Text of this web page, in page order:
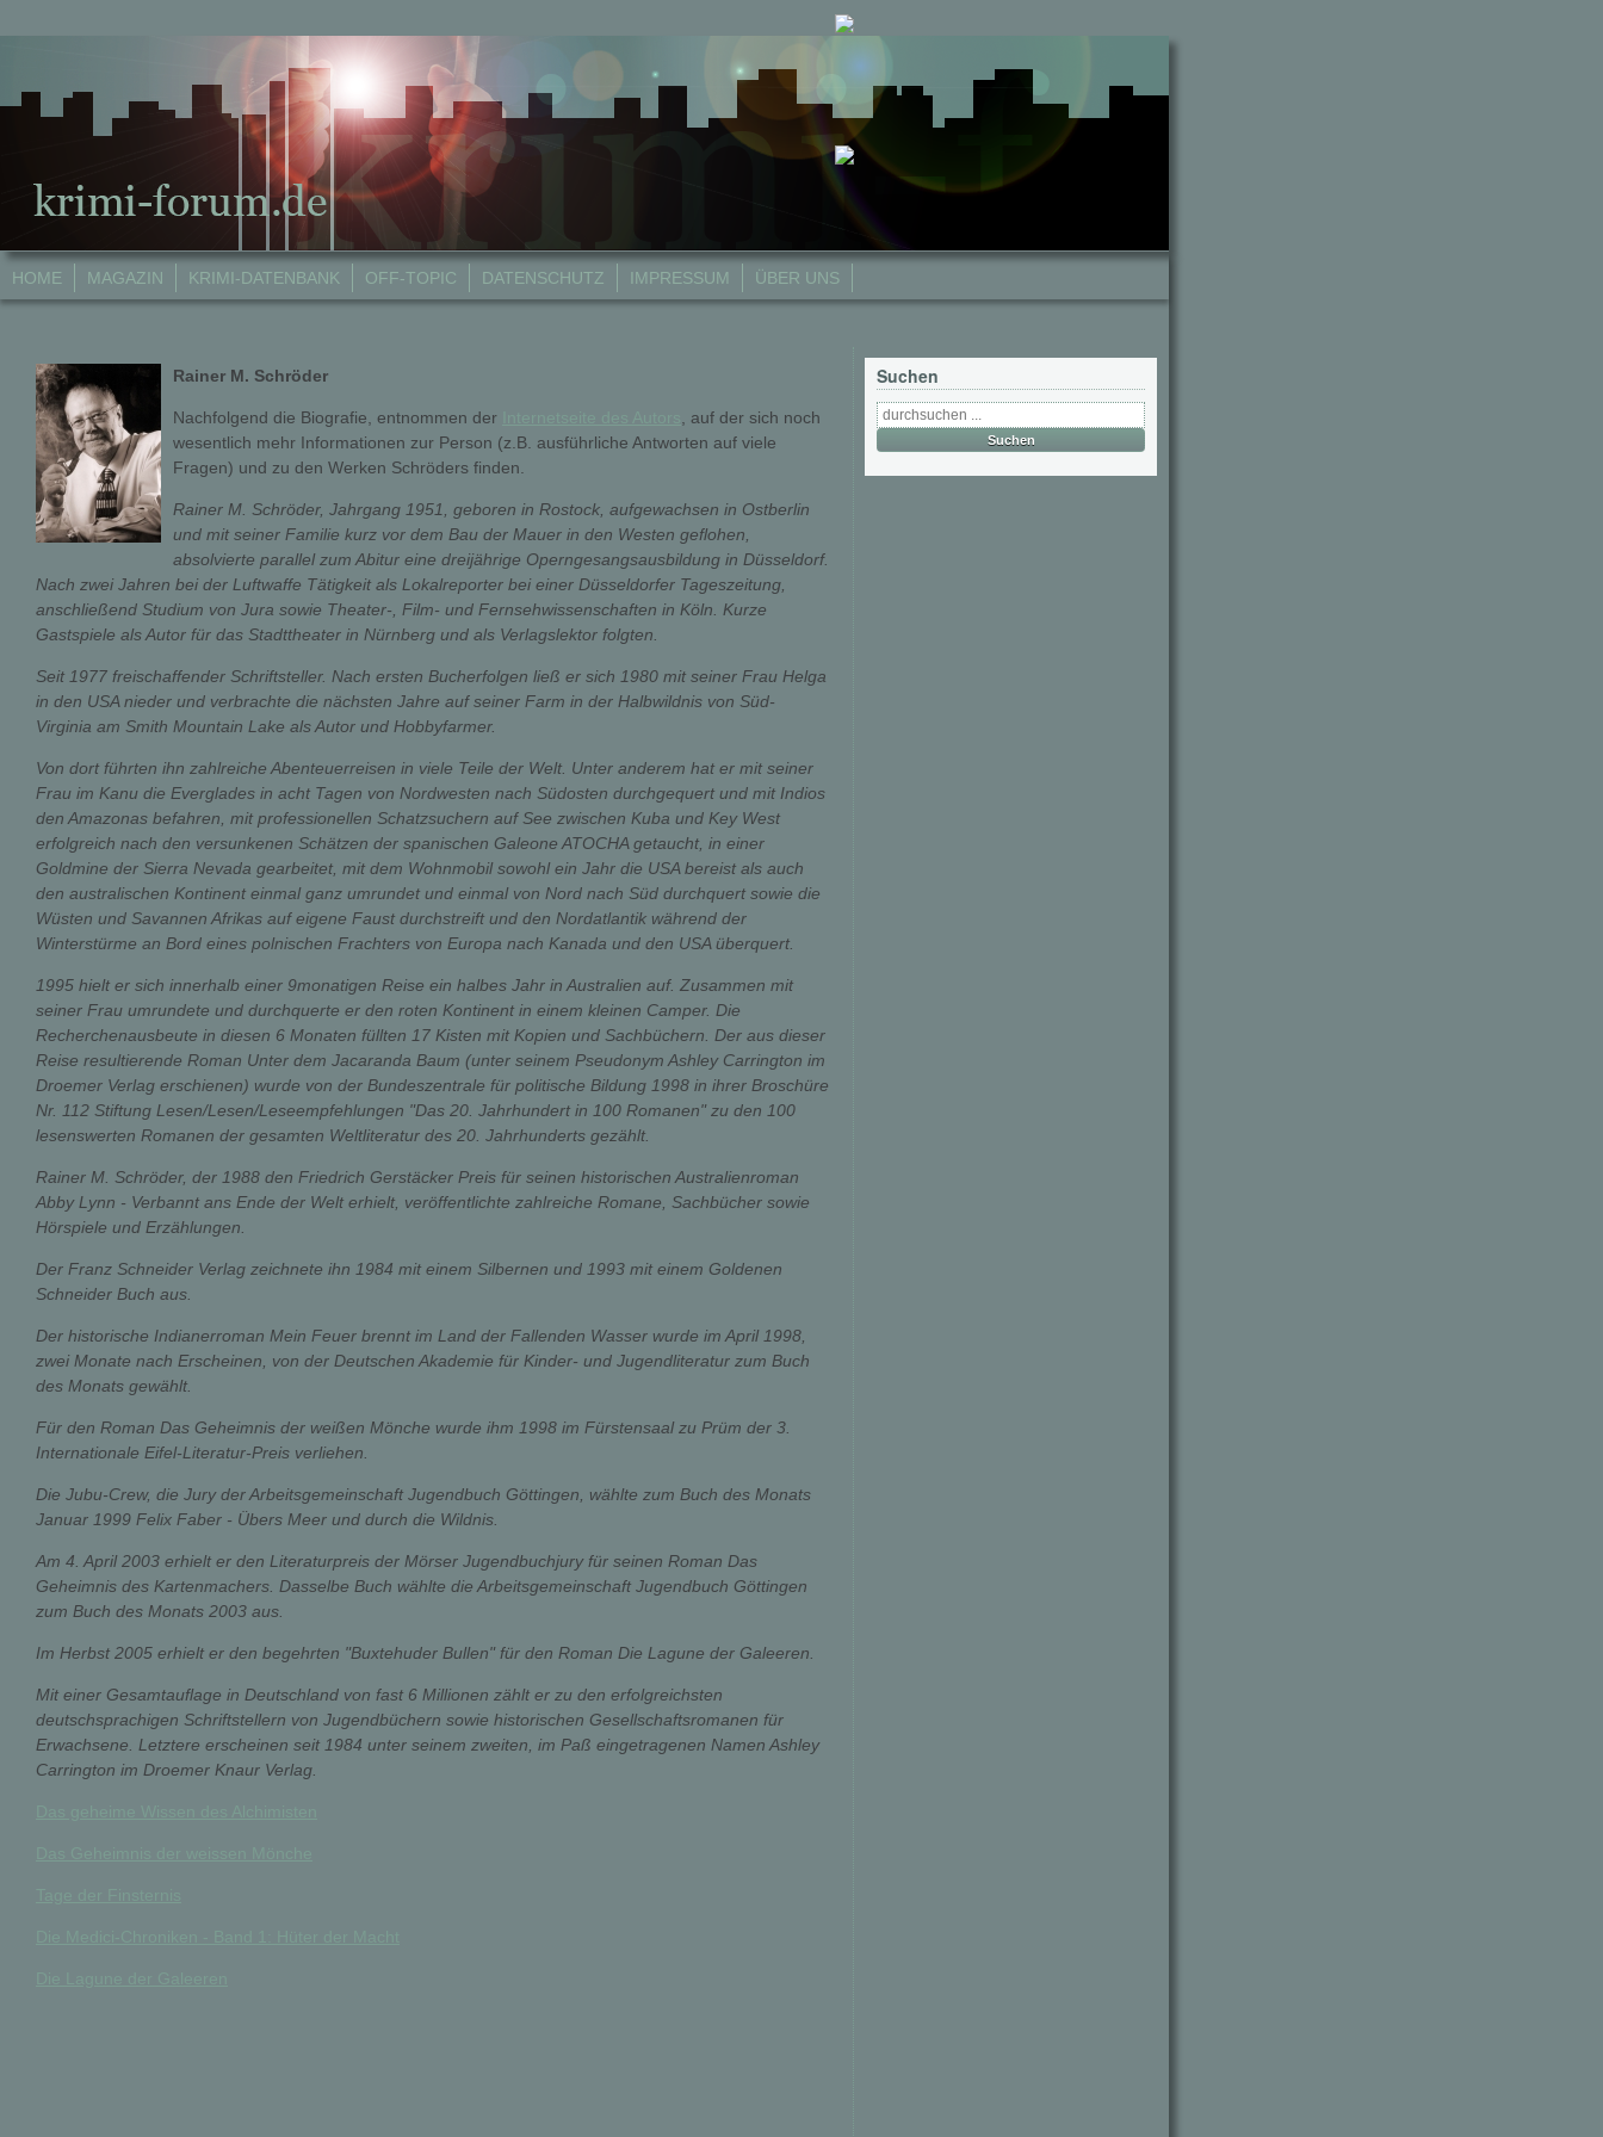
HOME MAGAZIN KRIMI-DATENBANK OFF-TOPIC DATENSCHUTZ IMPRESSUM ÜBER UNS
Rainer M. Schröder
Nachfolgend die Biografie, entnommen der
, auf der sich noch
wesentlich mehr Informationen zur Person (z.B. ausführliche Antworten auf viele
Fragen) und zu den Werken Schröders finden.
Rainer M. Schröder, Jahrgang 1951, geboren in Rostock, aufgewachsen in Ostberlin
und mit seiner Familie kurz vor dem Bau der Mauer in den Westen geflohen,
absolvierte parallel zum Abitur eine dreijährige Operngesangsausbildung in Düsseldorf.
Nach zwei Jahren bei der Luftwaffe Tätigkeit als Lokalreporter bei einer Düsseldorfer Tageszeitung,
anschließend Studium von Jura sowie Theater-, Film- und Fernsehwissenschaften in Köln. Kurze
Gastspiele als Autor für das Stadttheater in Nürnberg und als Verlagslektor folgten.
Seit 1977 freischaffender Schriftsteller. Nach ersten Bucherfolgen ließ er sich 1980 mit seiner Frau Helga
in den USA nieder und verbrachte die nächsten Jahre auf seiner Farm in der Halbwildnis von Süd-
Virginia am Smith Mountain Lake als Autor und Hobbyfarmer.
Von dort führten ihn zahlreiche Abenteuerreisen in viele Teile der Welt. Unter anderem hat er mit seiner
Frau im Kanu die Everglades in acht Tagen von Nordwesten nach Südosten durchgequert und mit Indios
den Amazonas befahren, mit professionellen Schatzsuchern auf See zwischen Kuba und Key West
erfolgreich nach den versunkenen Schätzen der spanischen Galeone ATOCHA getaucht, in einer
Goldmine der Sierra Nevada gearbeitet, mit dem Wohnmobil sowohl ein Jahr die USA bereist als auch
den australischen Kontinent einmal ganz umrundet und einmal von Nord nach Süd durchquert sowie die
Wüsten und Savannen Afrikas auf eigene Faust durchstreift und den Nordatlantik während der
Winterstürme an Bord eines polnischen Frachters von Europa nach Kanada und den USA überquert.
1995 hielt er sich innerhalb einer 9monatigen Reise ein halbes Jahr in Australien auf. Zusammen mit
seiner Frau umrundete und durchquerte er den roten Kontinent in einem kleinen Camper. Die
Recherchenausbeute in diesen 6 Monaten füllten 17 Kisten mit Kopien und Sachbüchern. Der aus dieser
Reise resultierende Roman Unter dem Jacaranda Baum (unter seinem Pseudonym Ashley Carrington im
Droemer Verlag erschienen) wurde von der Bundeszentrale für politische Bildung 1998 in ihrer Broschüre
Nr. 112 Stiftung Lesen/Lesen/Leseempfehlungen "Das 20. Jahrhundert in 100 Romanen" zu den 100
lesenswerten Romanen der gesamten Weltliteratur des 20. Jahrhunderts gezählt.
Rainer M. Schröder, der 1988 den Friedrich Gerstäcker Preis für seinen historischen Australienroman
Abby Lynn - Verbannt ans Ende der Welt erhielt, veröffentlichte zahlreiche Romane, Sachbücher sowie
Hörspiele und Erzählungen.
Der Franz Schneider Verlag zeichnete ihn 1984 mit einem Silbernen und 1993 mit einem Goldenen
Schneider Buch aus.
Der historische Indianerroman Mein Feuer brennt im Land der Fallenden Wasser wurde im April 1998,
zwei Monate nach Erscheinen, von der Deutschen Akademie für Kinder- und Jugendliteratur zum Buch
des Monats gewählt.
Für den Roman Das Geheimnis der weißen Mönche wurde ihm 1998 im Fürstensaal zu Prüm der 3.
Internationale Eifel-Literatur-Preis verliehen.
Die Jubu-Crew, die Jury der Arbeitsgemeinschaft Jugendbuch Göttingen, wählte zum Buch des Monats
Januar 1999 Felix Faber - Übers Meer und durch die Wildnis.
Am 4. April 2003 erhielt er den Literaturpreis der Mörser Jugendbuchjury für seinen Roman Das
Geheimnis des Kartenmachers. Dasselbe Buch wählte die Arbeitsgemeinschaft Jugendbuch Göttingen
zum Buch des Monats 2003 aus.
Im Herbst 2005 erhielt er den begehrten "Buxtehuder Bullen" für den Roman Die Lagune der Galeeren.
Mit einer Gesamtauflage in Deutschland von fast 6 Millionen zählt er zu den erfolgreichsten
deutschsprachigen Schriftstellern von Jugendbüchern sowie historischen Gesellschaftsromanen für
Erwachsene. Letztere erscheinen seit 1984 unter seinem zweiten, im Paß eingetragenen Namen Ashley
Carrington im Droemer Knaur Verlag.
Tage der Finsternis
Suchen